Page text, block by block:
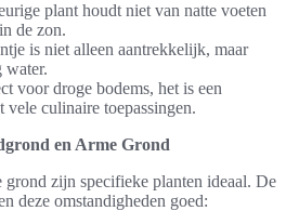
plant houdt niet van natte voeten
de zon.
is niet alleen aantrekkelijk, maar
water.
voor droge bodems, het is een
culinaire toepassingen.
en Arme Grond
grond zijn specifieke planten ideaal. De
deze omstandigheden goed: